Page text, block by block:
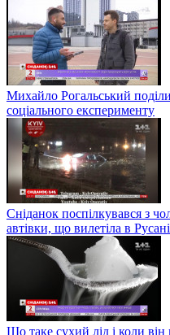
Михайло Рогальський
соціального експерименту
Сніданок поспілкувався з
автівки, що вилетіла в
Що таке сухий лід і коли